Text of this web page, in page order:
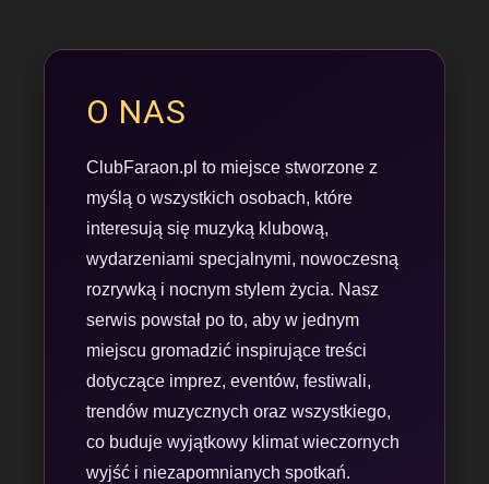
O NAS
ClubFaraon.pl to miejsce stworzone z
myślą o wszystkich osobach, które
interesują się muzyką klubową,
wydarzeniami specjalnymi, nowoczesną
rozrywką i nocnym stylem życia. Nasz
serwis powstał po to, aby w jednym
miejscu gromadzić inspirujące treści
dotyczące imprez, eventów, festiwali,
trendów muzycznych oraz wszystkiego,
co buduje wyjątkowy klimat wieczornych
wyjść i niezapomnianych spotkań.